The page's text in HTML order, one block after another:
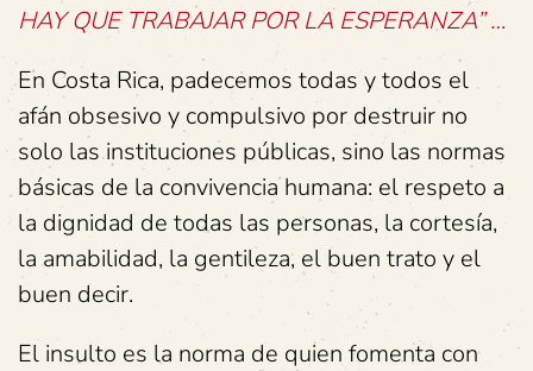
HAY QUE TRABAJAR POR LA ESPERANZA” …
En Costa Rica, padecemos todas y todos el
afán obsesivo y compulsivo por destruir no
solo las instituciones públicas, sino las normas
básicas de la convivencia humana: el respeto a
la dignidad de todas las personas, la cortesía,
la amabilidad, la gentileza, el buen trato y el
buen decir.
El insulto es la norma de quien fomenta con